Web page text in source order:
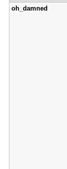
oh_damned